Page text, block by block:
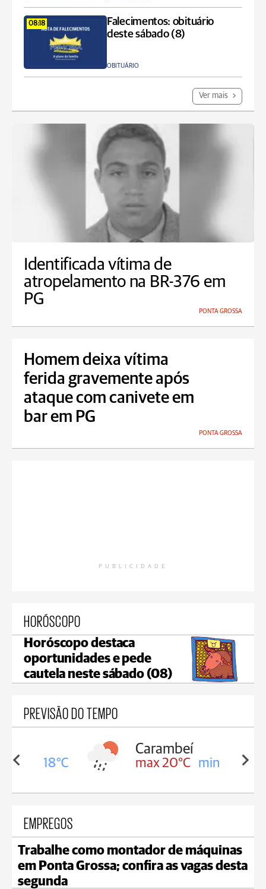
08:18
Falecimentos: obituário
deste sábado (8)
OBITUÁRIO
Ver mais
Identificada vítima de
atropelamento na BR-376 em
PG
PONTA GROSSA
Homem deixa vítima
ferida gravemente após
ataque com canivete em
bar em PG
PONTA GROSSA
PUBLICIDADE
HORÓSCOPO
Horóscopo destaca
oportunidades e pede
cautela neste sábado (08)
PREVISÃO DO TEMPO
18°C
Carambeí
max 20°C min 18°C
EMPREGOS
Trabalhe como montador de máquinas
em Ponta Grossa; confira as vagas desta
segunda